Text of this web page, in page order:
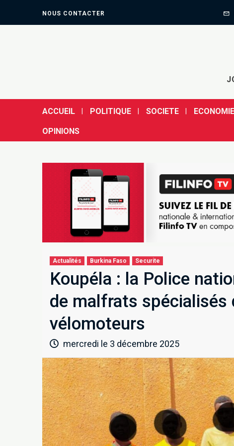
NOUS CONTACTER
ACCUEIL POLITIQUE SOCIETE ECONOMIE
OPINIONS
Actualités Burkina Faso Securite
Koupéla : la Police
de malfrats spécialisés
vélomoteurs
mercredi le 3 décembre 2025